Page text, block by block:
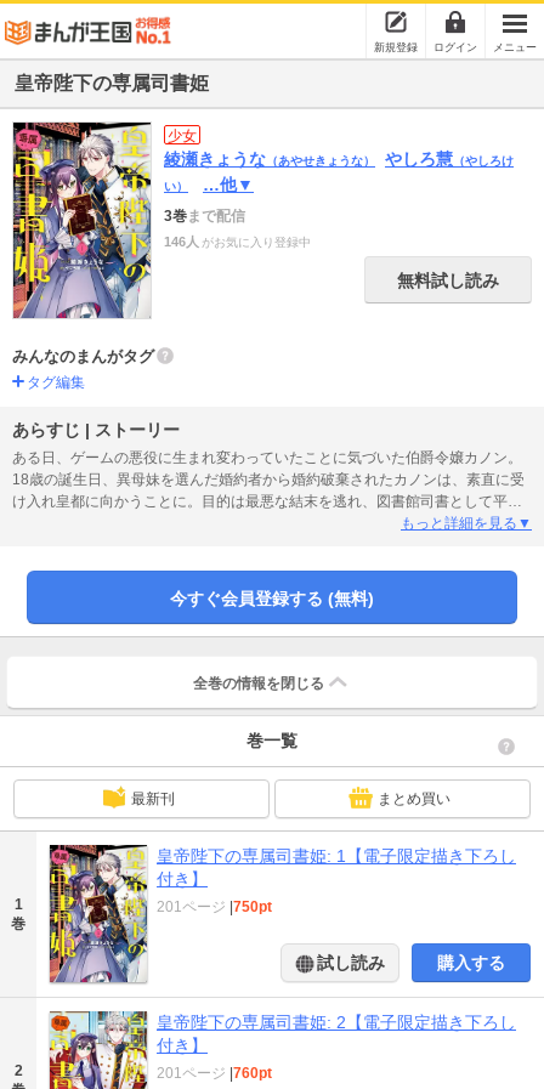
新規登録 ログイン メニュー
皇帝陛下の専属司書姫
少女
綾瀬きょうな （あやせきょうな） やしろ慧 （やしろけ
い）
…他▼
3巻まで配信
146人 がお気に入り登録中
無料試し読み
みんなのまんがタグ
タグ編集
あらすじ | ストーリー
ある日、ゲームの悪役に生まれ変わっていたことに気づいた伯爵令嬢カノン。
18歳の誕生日、異母妹を選んだ婚約者から婚約破棄されたカノンは、素直に受
け入れ皇都に向かうことに。目的は最悪な結末を逃れ、図書館司書として平穏
な人生を送ること。――だったのだけれど、ゲームの攻略対象である皇帝と恋
もっと詳細を見る▼
今すぐ会員登録する (無料)
全巻の情報を 閉じる
巻一覧
最新刊 まとめ買い
1
巻
皇帝陛下の専属司書姫: 1【電子限定描き下ろし
付き】
201ページ |750pt
試し読み 購入する
2
皇帝陛下の専属司書姫: 2【電子限定描き下ろし
付き】
201ページ |760pt